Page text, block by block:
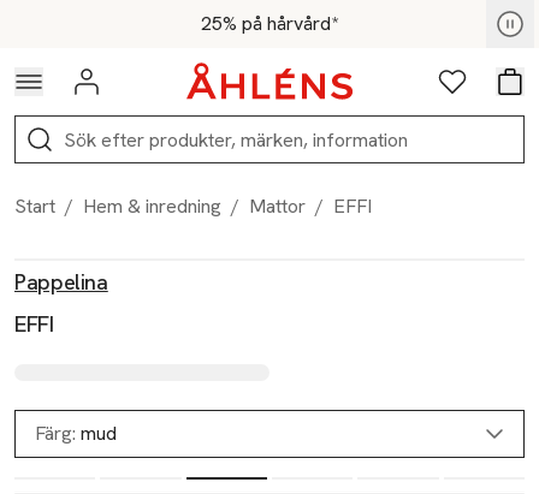
Hoppa till navigationsmenyn25% på hårvård*
För medlemmar - Shoppa nu
Logga in Favoriter
Sök
Start / Hem & inredning / Mattor / EFFI
Pappelina
EFFI
Färg: mud